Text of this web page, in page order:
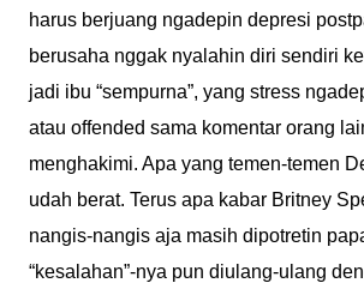
harus berjuang ngadepin depresi
berusaha nggak nyalahin diri sendiri
jadi ibu “sempurna”, yang stress
atau offended sama komentar orang
menghakimi. Apa yang temen-temen
udah berat. Terus apa kabar Britney
nangis-nangis aja masih dipotretin
“kesalahan”-nya pun diulang-ulang